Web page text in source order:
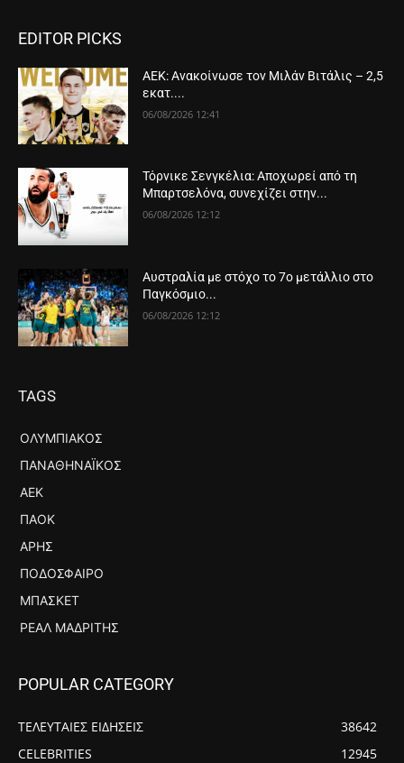
EDITOR PICKS
ΑΕΚ: Ανακοίνωσε τον Μιλάν Βιτάλις – 2,5
εκατ....
06/08/2026 12:41
Τόρνικε Σενγκέλια: Αποχωρεί από τη
Μπαρτσελόνα, συνεχίζει στην...
06/08/2026 12:12
Αυστραλία με στόχο το 7ο μετάλλιο στο
Παγκόσμιο...
06/08/2026 12:12
TAGS
ΟΛΥΜΠΙΑΚΌΣ
ΠΑΝΑΘΗΝΑΪΚΌΣ
ΑΕΚ
ΠΑΟΚ
ΆΡΗΣ
ΠΟΔΌΣΦΑΙΡΟ
ΜΠΆΣΚΕΤ
ΡΕΆΛ ΜΑΔΡΊΤΗΣ
POPULAR CATEGORY
ΤΕΛΕΥΤΑΙΕΣ ΕΙΔΗΣΕΙΣ
38642
CELEBRITIES
12945